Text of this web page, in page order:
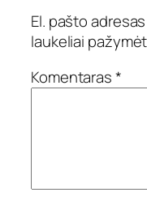
El. pašto
laukeliai
Komentaras*